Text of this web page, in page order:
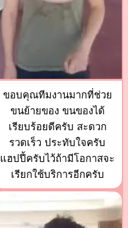
ขอบคุณทีมงานมากที่ช่วย
ขนย้ายของ ขนของได้
เรียบร้อยดีครับ สะดวก
รวดเร็ว ประทับใจครับ
แฮปปี้ครับไว้ถ้ามีโอกาสจะ
เรียกใช้บริการอีกครับ